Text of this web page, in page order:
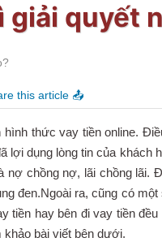
giải quyết
this article 📤
thức vay tiền online.
dụng lòng tin của khách
chồng nợ, lãi chồng lãi.
đen.Ngoài ra, cũng có
hay bên đi vay tiền
khảo bài viết bên dưới.